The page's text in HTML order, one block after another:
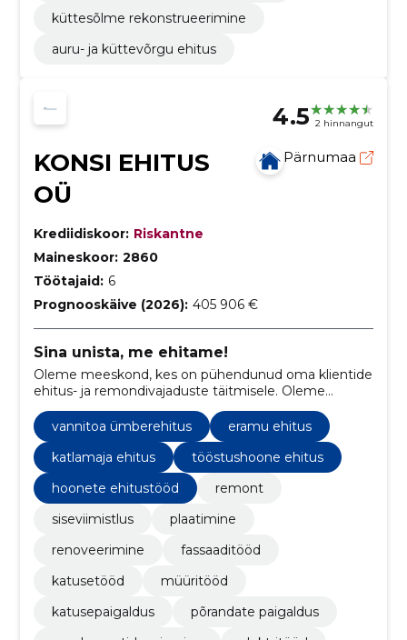
küttesõlme rekonstrueerimine
auru- ja küttevõrgu ehitus
4.5 2 hinnangut
KONSI EHITUS
OÜ
Pärnumaa
Krediidiskoor: Riskantne
Maineskoor: 2860
Töötajaid: 6
Prognooskäive (2026): 405 906 €
Sina unista, me ehitame!
Oleme meeskond, kes on pühendunud oma klientide
ehitus- ja remondivajaduste täitmisele. Oleme
spetsialiseerunud erinevate ehitusprojektide
läbiviimisele, sealhulgas eramute, korterelamute,
garaažide ja bürooruumide ehitusele ja
renoveerimisele.
vannitoa ümberehitus
eramu ehitus
katlamaja ehitus
tööstushoone ehitus
hoonete ehitustööd
remont
siseviimistlus
plaatimine
renoveerimine
fassaaditööd
katusetööd
müüritööd
katusepaigaldus
põrandate paigaldus